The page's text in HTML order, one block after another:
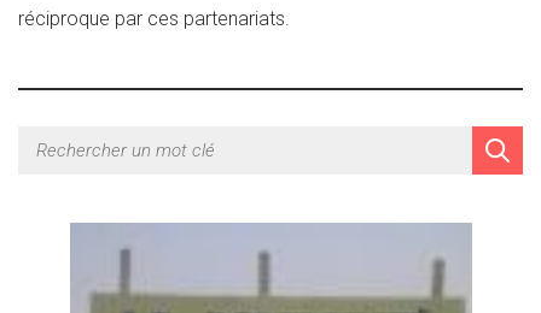
réciproque par ces partenariats.
PERSONNE